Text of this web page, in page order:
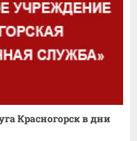
Красногорск в дни